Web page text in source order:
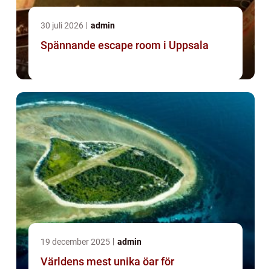
30 juli 2026 admin
Spännande escape room i Uppsala
19 december 2025 admin
Världens mest unika öar för